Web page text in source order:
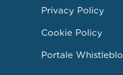
Privacy Policy
Cookie Policy
Portale